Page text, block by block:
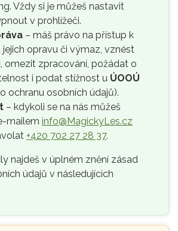
Vždy si je můžeš nastavit
v prohlížeči.
– máš právo na přístup k
jejich opravu či výmaz, vznést
omezit zpracování, požádat o
i podat stížnost u ÚOOÚ
ochranu osobních údajů).
– kdykoli se na nás můžeš
mailem info@MagickyLes.cz
+420 702 27 28 37.
najdeš v úplném znění zásad
údajů v následujících